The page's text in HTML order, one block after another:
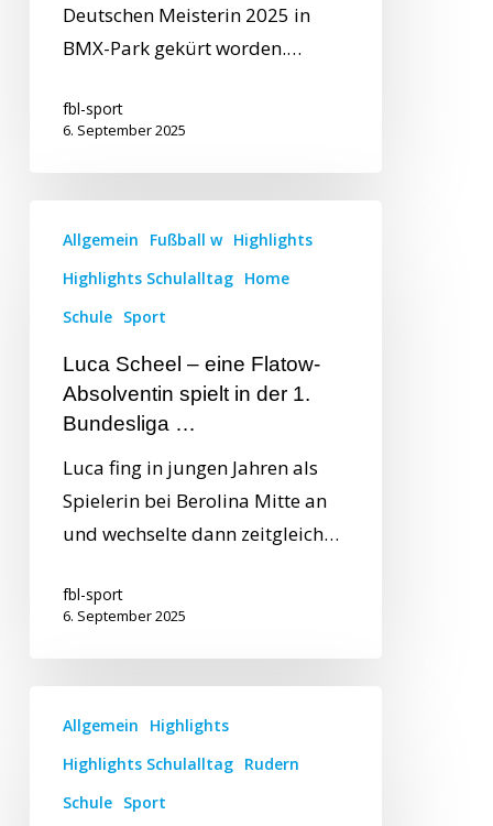
Deutschen Meisterin 2025 in
BMX-Park gekürt worden.…
fbl-sport
6. September 2025
Allgemein Fußball w Highlights
Highlights Schulalltag Home
Schule Sport
Luca Scheel – eine Flatow-
Absolventin spielt in der 1.
Bundesliga …
Luca fing in jungen Jahren als
Spielerin bei Berolina Mitte an
und wechselte dann zeitgleich…
fbl-sport
6. September 2025
Allgemein
Highlights
Highlights Schulalltag Rudern
Schule Sport